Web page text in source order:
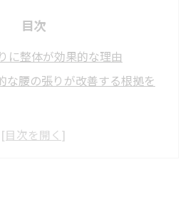
目次
に整体が効果的な理由
な腰の張りが改善する根拠を
体が選ばれる理由と期待でき